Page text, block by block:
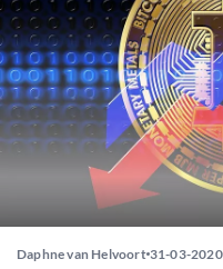
Daphne van Helvoort 31-03-2020